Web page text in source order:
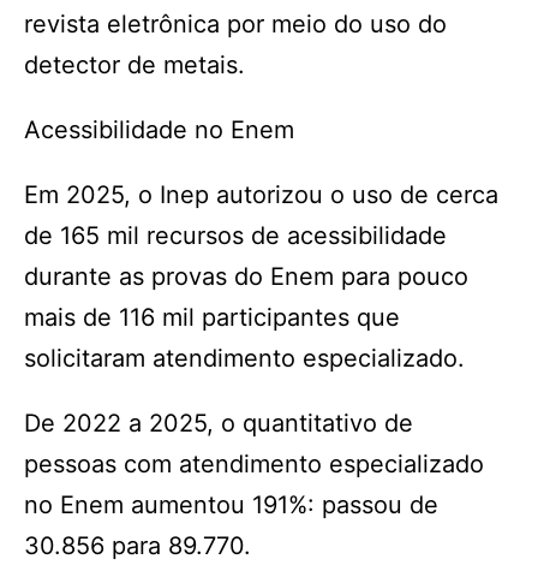
revista eletrônica por meio do uso do
detector de metais.
Acessibilidade no Enem
Em 2025, o Inep autorizou o uso de cerca
de 165 mil recursos de acessibilidade
durante as provas do Enem para pouco
mais de 116 mil participantes que
solicitaram atendimento especializado.
De 2022 a 2025, o quantitativo de
pessoas com atendimento especializado
no Enem aumentou 191%: passou de
30.856 para 89.770.